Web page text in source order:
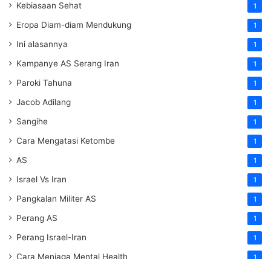
Kebiasaan Sehat 1
Eropa Diam-diam Mendukung 1
Ini alasannya 1
Kampanye AS Serang Iran 1
Paroki Tahuna 1
Jacob Adilang 1
Sangihe 1
Cara Mengatasi Ketombe 1
AS 1
Israel Vs Iran 1
Pangkalan Militer AS 1
Perang AS 1
Perang Israel-Iran 1
Cara Menjaga Mental Health 1